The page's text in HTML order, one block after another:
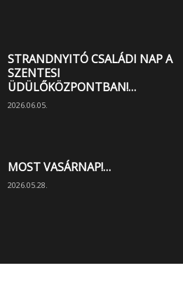
STRANDNYITÓ CSALÁDI NAP A
SZENTESI
ÜDÜLŐKÖZPONTBAN!…
2026.06.05.
MOST VASÁRNAP!…
2026.05.28.